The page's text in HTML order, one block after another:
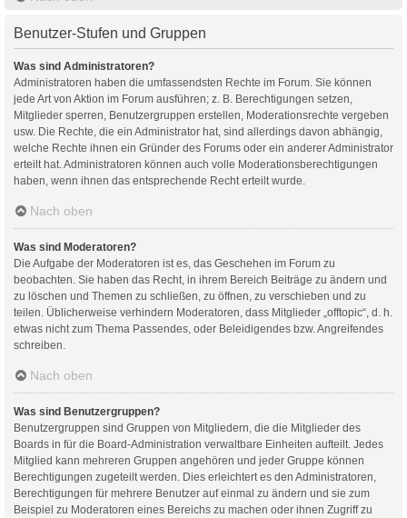
Benutzer-Stufen und Gruppen
Was sind Administratoren?
Administratoren haben die umfassendsten Rechte im Forum. Sie können
jede Art von Aktion im Forum ausführen; z. B. Berechtigungen setzen,
Mitglieder sperren, Benutzergruppen erstellen, Moderationsrechte vergeben
usw. Die Rechte, die ein Administrator hat, sind allerdings davon abhängig,
welche Rechte ihnen ein Gründer des Forums oder ein anderer Administrator
erteilt hat. Administratoren können auch volle Moderationsberechtigungen
haben, wenn ihnen das entsprechende Recht erteilt wurde.
Nach oben
Was sind Moderatoren?
Die Aufgabe der Moderatoren ist es, das Geschehen im Forum zu
beobachten. Sie haben das Recht, in ihrem Bereich Beiträge zu ändern und
zu löschen und Themen zu schließen, zu öffnen, zu verschieben und zu
teilen. Üblicherweise verhindern Moderatoren, dass Mitglieder „offtopic“, d. h.
etwas nicht zum Thema Passendes, oder Beleidigendes bzw. Angreifendes
schreiben.
Nach oben
Was sind Benutzergruppen?
Benutzergruppen sind Gruppen von Mitgliedern, die die Mitglieder des
Boards in für die Board-Administration verwaltbare Einheiten aufteilt. Jedes
Mitglied kann mehreren Gruppen angehören und jeder Gruppe können
Berechtigungen zugeteilt werden. Dies erleichtert es den Administratoren,
Berechtigungen für mehrere Benutzer auf einmal zu ändern und sie zum
Beispiel zu Moderatoren eines Bereichs zu machen oder ihnen Zugriff zu